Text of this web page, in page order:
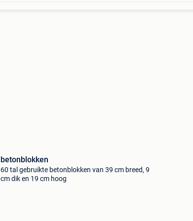
betonblokken
60 tal gebruikte betonblokken van 39 cm breed, 9
cm dik en 19 cm hoog